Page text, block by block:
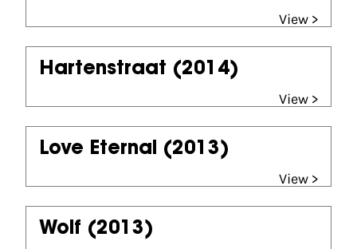
View >
Hartenstraat (2014)
View >
Love Eternal (2013)
View >
Wolf (2013)